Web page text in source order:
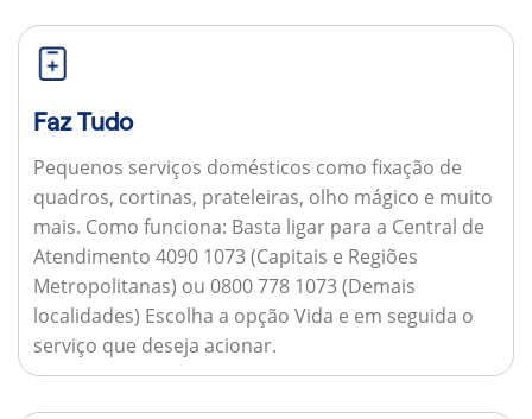
Faz Tudo
Pequenos serviços domésticos como fixação de
quadros, cortinas, prateleiras, olho mágico e muito
mais. Como funciona: Basta ligar para a Central de
Atendimento 4090 1073 (Capitais e Regiões
Metropolitanas) ou 0800 778 1073 (Demais
localidades) Escolha a opção Vida e em seguida o
serviço que deseja acionar.